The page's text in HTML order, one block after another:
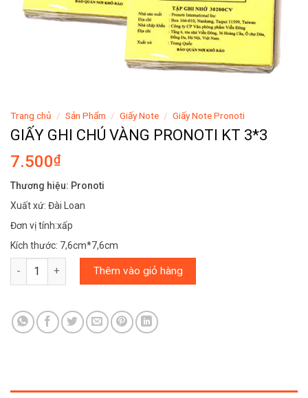
Trang chủ / Sản Phẩm / Giấy Note / Giấy Note Pronoti
GIẤY GHI CHÚ VÀNG PRONOTI KT 3*3
7.500₫
Thương hiệu: Pronoti
Xuất xứ: Đài Loan
Đơn vị tính:xấp
Kích thước: 7,6cm*7,6cm
GIẤY GHI CHÚ VÀNG PRONOTI KT 3*3 số lượng
Thêm vào giỏ hàng